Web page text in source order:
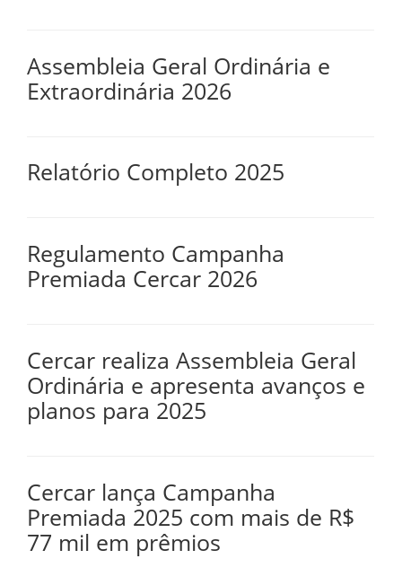
Assembleia Geral Ordinária e
Extraordinária 2026
Relatório Completo 2025
Regulamento Campanha
Premiada Cercar 2026
Cercar realiza Assembleia Geral
Ordinária e apresenta avanços e
planos para 2025
Cercar lança Campanha
Premiada 2025 com mais de R$
77 mil em prêmios